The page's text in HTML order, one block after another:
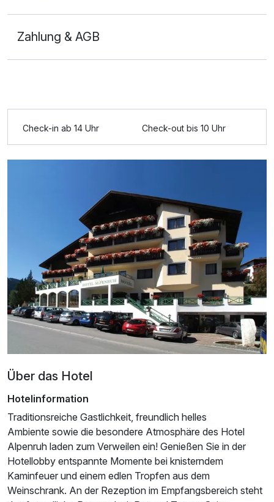
Familienzimmer
2 Erwachsene und 2 Kinder
Ausstattung
p.P. ab92,00 €
Familienzimmer CLASSIC mit Balkon
2 Erwachsene und 2 Kinder
Zahlung & AGB
Check-in ab 14 Uhr Check-out bis 10 Uhr
Über das Hotel
Hotelinformation
Traditionsreiche Gastlichkeit, freundlich helles
Ambiente sowie die besondere Atmosphäre des Hotel
Alpenruh laden zum Verweilen ein! Genießen Sie in der
Hotellobby entspannte Momente bei knisterndem
Kaminfeuer und einem edlen Tropfen aus dem
Weinschrank. An der Rezeption im Empfangsbereich steht